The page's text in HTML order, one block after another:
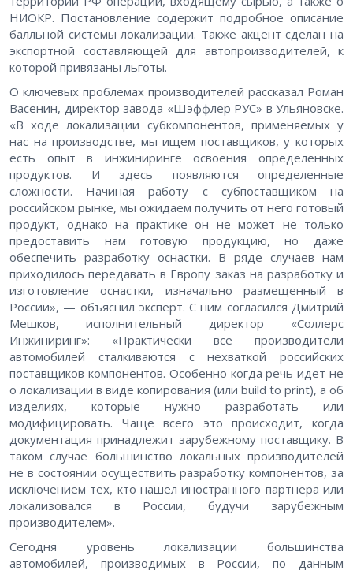
НИОКР. Постановление содержит подробное описание
балльной системы локализации. Также акцент сделан на
экспортной составляющей для автопроизводителей, к
которой привязаны льготы.
О ключевых проблемах производителей рассказал Роман
Васенин, директор завода «Шэффлер РУС» в Ульяновске.
«В ходе локализации субкомпонентов, применяемых у
нас на производстве, мы ищем поставщиков, у которых
есть опыт в инжиниринге освоения определенных
продуктов. И здесь появляются определенные
сложности. Начиная работу с субпоставщиком на
российском рынке, мы ожидаем получить от него готовый
продукт, однако на практике он не может не только
предоставить нам готовую продукцию, но даже
обеспечить разработку оснастки. В ряде случаев нам
приходилось передавать в Европу заказ на разработку и
изготовление оснастки, изначально размещенный в
России», — объяснил эксперт. С ним согласился Дмитрий
Мешков, исполнительный директор «Соллерс
Инжиниринг»: «Практически все производители
автомобилей сталкиваются с нехваткой российских
поставщиков компонентов. Особенно когда речь идет не
о локализации в виде копирования (или build to print), а об
изделиях, которые нужно разработать или
модифицировать. Чаще всего это происходит, когда
документация принадлежит зарубежному поставщику. В
таком случае большинство локальных производителей
не в состоянии осуществить разработку компонентов, за
исключением тех, кто нашел иностранного партнера или
локализовался в России, будучи зарубежным
производителем».
Сегодня уровень локализации большинства
автомобилей, производимых в России, по данным